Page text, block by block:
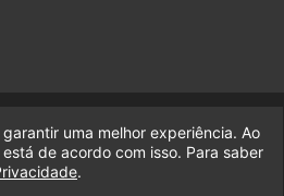
Marvel, uma empresa da Legado
Enterprises.
uma melhor experiência. Ao
de acordo com isso. Para saber
.